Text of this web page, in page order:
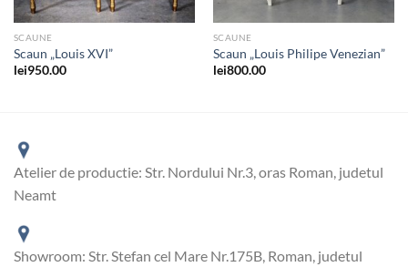
SCAUNE
Scaun „Louis XVI”
lei950.00
SCAUNE
Scaun „Louis Philipe Venezian”
lei800.00
Atelier de productie: Str. Nordului Nr.3, oras Roman, judetul
Neamt
Showroom: Str. Stefan cel Mare Nr.175B, Roman, judetul